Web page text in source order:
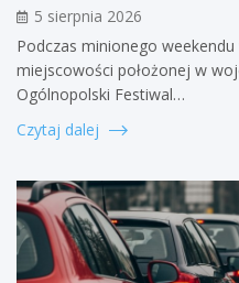
5 sierpnia 2026
Podczas minionego
miejscowości położonej w
Ogólnopolski Festiwal…
Czytaj dalej